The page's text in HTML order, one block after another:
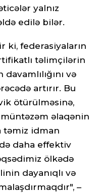
yalnız
edilə bilər.
ki, federasiyaların
təlimçilərin
və
artırır. Bu
ötürülməsinə,
əlaqənin
təmiz idman
daha effektiv
ölkədə
dayanıqlı və
–